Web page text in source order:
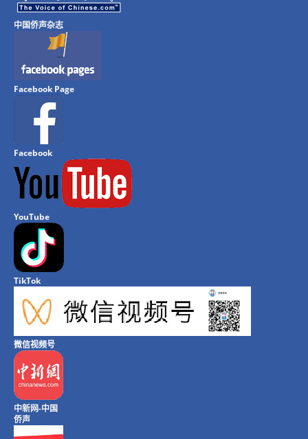
中国侨声杂志
Facebook Page
Facebook
YouTube
TikTok
微信视频号
中新网-中国
侨声